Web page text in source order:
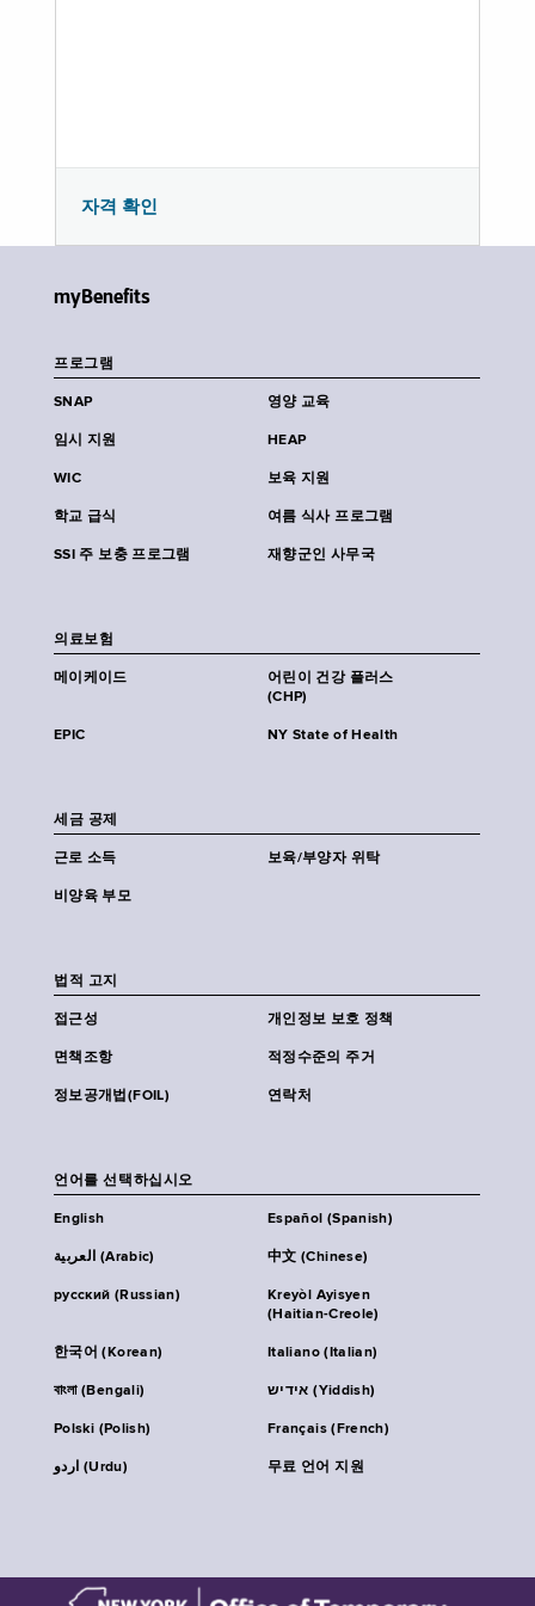
자격 확인
myBenefits
프로그램
SNAP 영양 교육
임시 지원 HEAP
WIC 보육 지원
학교 급식 여름 식사 프로그램
SSI 주 보충 프로그램 재향군인 사무국
의료보험
메이케이드
어린이 건강 플러스
(CHP)
EPIC NY State of Health
세금 공제
근로 소득 보육/부양자 위탁
비양육 부모
법적 고지
접근성 개인정보 보호 정책
면책조항 적정수준의 주거
정보공개법(FOIL) 연락처
언어를 선택하십시오
English Español (Spanish)
العربية (Arabic) 中文 (Chinese)
русский (Russian)
Kreyòl Ayisyen
(Haitian-Creole)
한국어 (Korean) Italiano (Italian)
বাংলা (Bengali) אידיש (Yiddish)
Polski (Polish) Français (French)
اردو (Urdu) 무료 언어 지원